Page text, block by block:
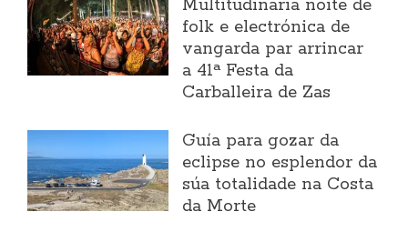
Multitudinaria noite de
folk e electrónica de
vangarda par arrincar
a 41ª Festa da
Carballeira de Zas
Guía para gozar da
eclipse no esplendor da
súa totalidade na Costa
da Morte